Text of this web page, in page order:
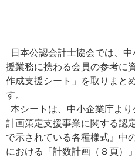
日本公認会計士協会では、
援業務に携わる会員の参考に
作成支援シート」を取りまと
す。
本シートは、中小企業庁よ
計画策定支援事業に関する認
で示されている各種様式』中
における「計数計画（８頁）